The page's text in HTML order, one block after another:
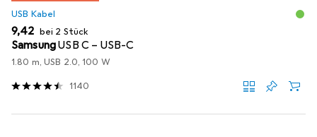
USB Kabel
EUR
9,42 bei 2 Stück
SamsungUSB C – USB-C
1.80 m, USB 2.0, 100 W
1140